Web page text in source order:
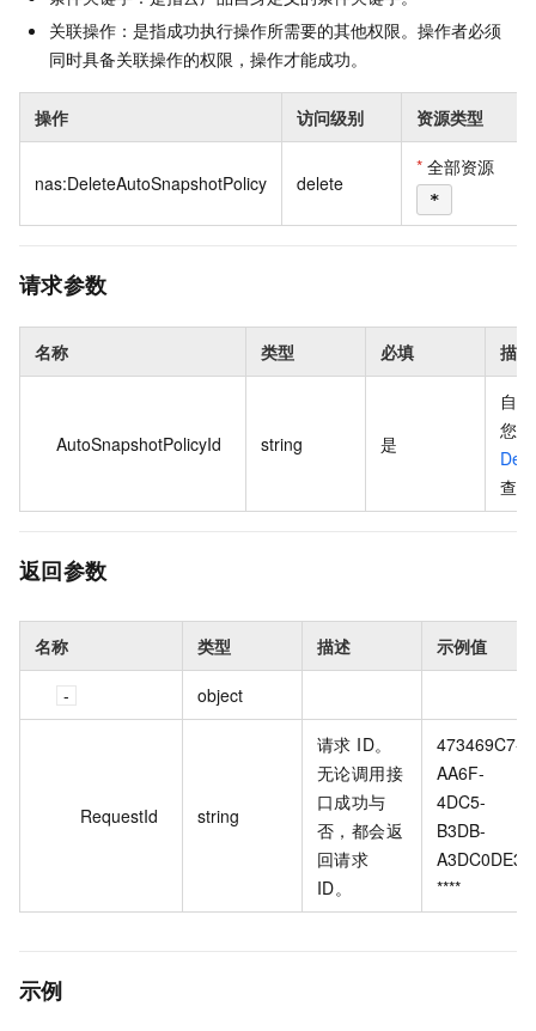
关联操作：是指成功执行操作所需要的其他权限。操作者必须
同时具备关联操作的权限，操作才能成功。
操作 访问级别 资源类型
nas:DeleteAutoSnapshotPolicy delete
* 全部资源
*
请求参数
名称 类型 必填 描述
AutoSnapshotPolicyId string 是
自
您
查
返回参数
名称 类型 描述 示例值
object
RequestId string
请求 ID。
无论调用接
口成功与
否，都会返
回请求
ID。
473469C7-
AA6F-
4DC5-
B3DB-
A3DC0DE3
****
示例